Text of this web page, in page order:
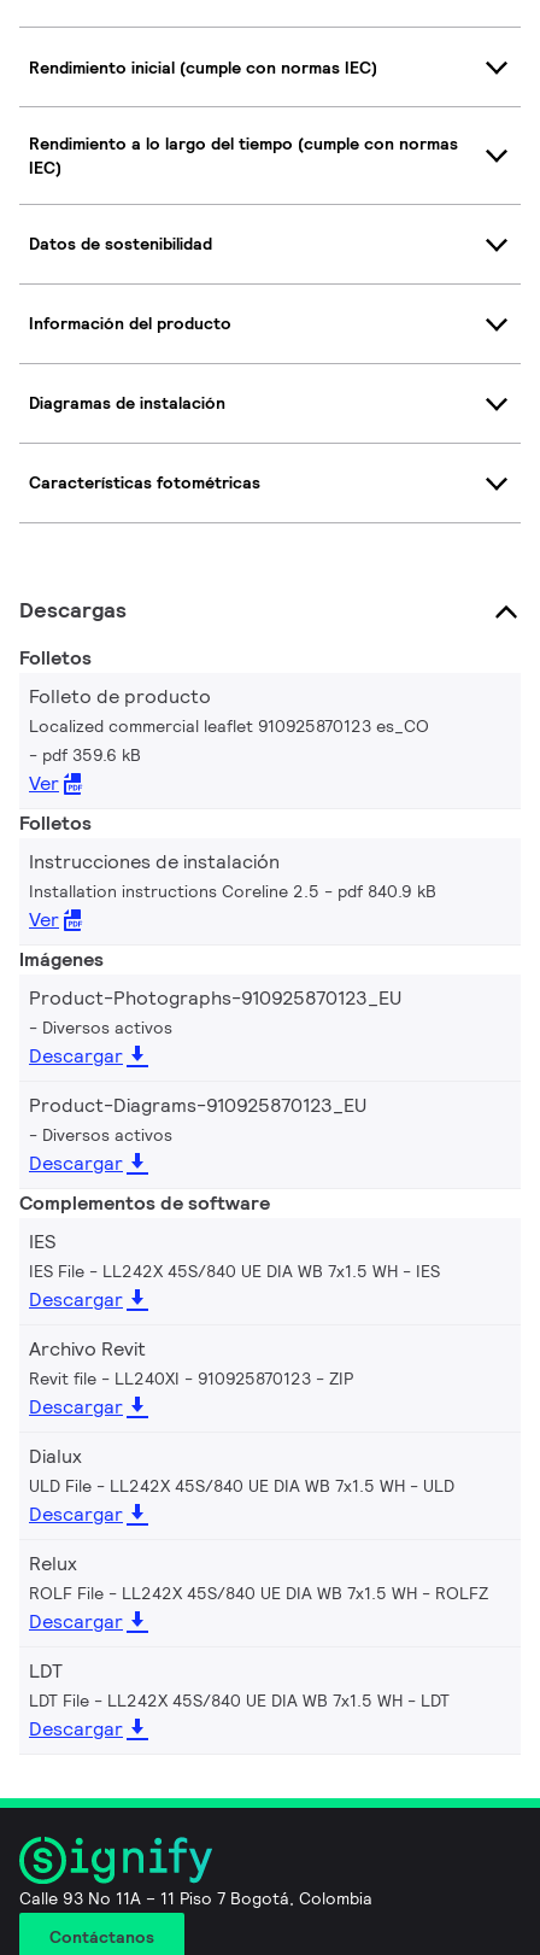
Rendimiento inicial (cumple con normas IEC)
Rendimiento a lo largo del tiempo (cumple con normas
IEC)
Datos de sostenibilidad
Información del producto
Diagramas de instalación
Características fotométricas
Descargas
Folletos
Folleto de producto
Localized commercial leaflet 910925870123 es_CO
pdf 359.6 kB
Ver
Folletos
Instrucciones de instalación
Installation instructions Coreline 2.5 pdf 840.9 kB
Ver
Imágenes
Product-Photographs-910925870123_EU
Diversos activos
Descargar
Product-Diagrams-910925870123_EU
Diversos activos
Descargar
Complementos de software
IES
IES File - LL242X 45S/840 UE DIA WB 7x1.5 WH IES
Descargar
Archivo Revit
Revit file - LL240XI - 910925870123 ZIP
Descargar
Dialux
ULD File - LL242X 45S/840 UE DIA WB 7x1.5 WH ULD
Descargar
Relux
ROLF File - LL242X 45S/840 UE DIA WB 7x1.5 WH ROLFZ
Descargar
LDT
LDT File - LL242X 45S/840 UE DIA WB 7x1.5 WH LDT
Descargar
Calle 93 No 11A – 11 Piso 7 Bogotá, Colombia
Contáctanos